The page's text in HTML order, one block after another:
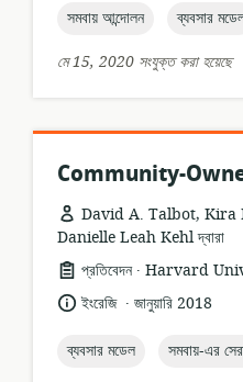
topic:
সমবায় আন্দোলন topic:
ব্যবসার
মে 15, 2020 সংযুক্ত করা হয়েছে
Community-
David A. Talbot, Kira
Danielle Leah Kehl দ্বারা
তথ্যসম্পদের
ফর্ম্যাট:
প্রতিবেদন .
প্রকাশক:Harvard
ভাষা:ইংরেজি .
প্রকাশনারজানুয়ারি 2018
topic:
ব্যবসার মডেল topic:
সমবায়-এর